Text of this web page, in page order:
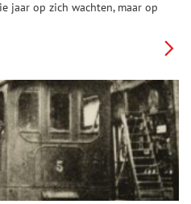
jaar op zich wachten, maar op
van de vereniging.